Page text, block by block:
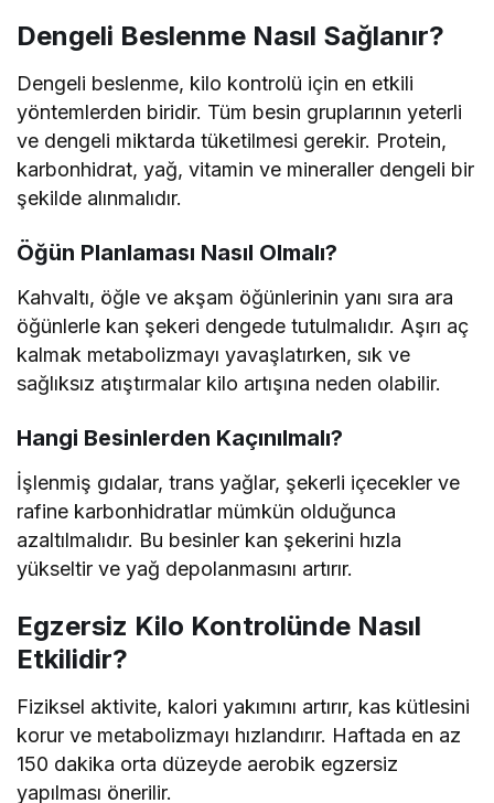
Dengeli Beslenme Nasıl Sağlanır?
Dengeli beslenme, kilo kontrolü için en etkili
yöntemlerden biridir. Tüm besin gruplarının yeterli
ve dengeli miktarda tüketilmesi gerekir. Protein,
karbonhidrat, yağ, vitamin ve mineraller dengeli bir
şekilde alınmalıdır.
Öğün Planlaması Nasıl Olmalı?
Kahvaltı, öğle ve akşam öğünlerinin yanı sıra ara
öğünlerle kan şekeri dengede tutulmalıdır. Aşırı aç
kalmak metabolizmayı yavaşlatırken, sık ve
sağlıksız atıştırmalar kilo artışına neden olabilir.
Hangi Besinlerden Kaçınılmalı?
İşlenmiş gıdalar, trans yağlar, şekerli içecekler ve
rafine karbonhidratlar mümkün olduğunca
azaltılmalıdır. Bu besinler kan şekerini hızla
yükseltir ve yağ depolanmasını artırır.
Egzersiz Kilo Kontrolünde Nasıl
Etkilidir?
Fiziksel aktivite, kalori yakımını artırır, kas kütlesini
korur ve metabolizmayı hızlandırır. Haftada en az
150 dakika orta düzeyde aerobik egzersiz
yapılması önerilir.